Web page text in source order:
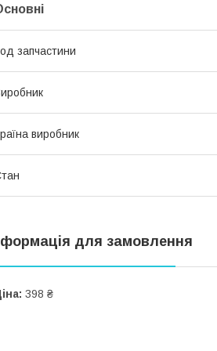
запчастини
виробник
для замовлення
398 ₴